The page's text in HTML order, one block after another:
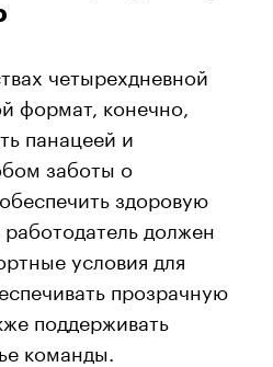
четырехдневной
формат, конечно,
панацеей и
заботы о
здоровую
должен
условия для
прозрачную
поддерживать
команды.